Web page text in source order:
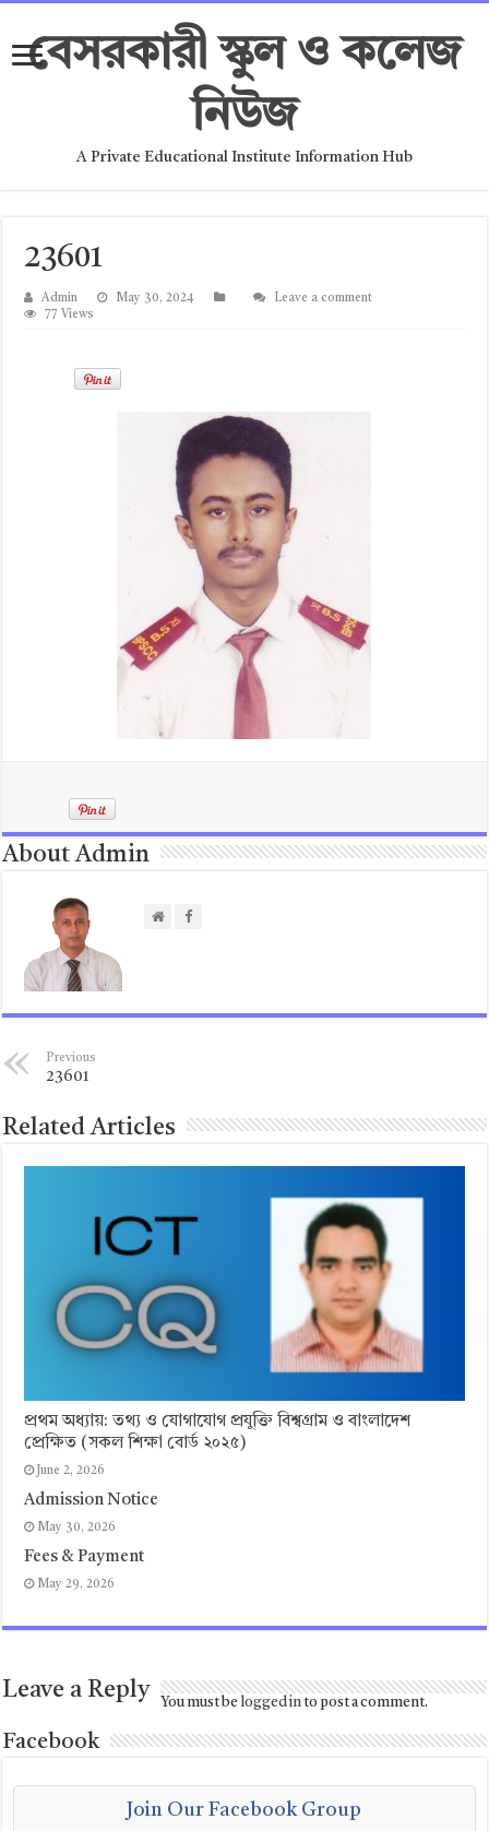
বেসরকারী স্কুল ও কলেজ
নিউজ
A Private Educational Institute Information Hub
23601
Admin May 30, 2024
Leave a comment
77 Views
About Admin
Previous
23601
Related Articles
প্রথম অধ্যায়: তথ্য ও যোগাযোগ প্রযুক্তি বিশ্বগ্রাম ও বাংলাদেশ
প্রেক্ষিত (সকল শিক্ষা বোর্ড ২০২৫)
June 2, 2026
Admission Notice
May 30, 2026
Fees & Payment
May 29, 2026
Leave a Reply
You must belogged into post a comment.
Facebook
Join Our Facebook Group